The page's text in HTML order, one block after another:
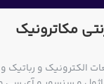
مکاترونیک
الکترونیک و رباتیک و